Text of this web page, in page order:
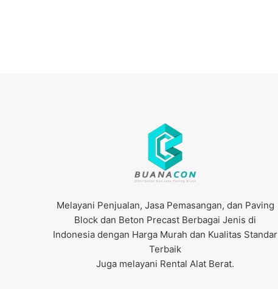
Melayani Penjualan, Jasa Pemasangan, dan Paving
Block dan Beton Precast Berbagai Jenis di
Indonesia dengan Harga Murah dan Kualitas Standar
Terbaik
Juga melayani Rental Alat Berat.